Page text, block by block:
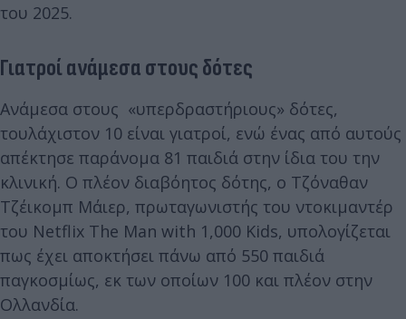
του 2025.
Γιατροί ανάμεσα στους δότες
Ανάμεσα στους «υπερδραστήριους» δότες,
τουλάχιστον 10 είναι γιατροί, ενώ ένας από αυτούς
απέκτησε παράνομα 81 παιδιά στην ίδια του την
κλινική. Ο πλέον διαβόητος δότης, ο Τζόναθαν
Τζέικομπ Μάιερ, πρωταγωνιστής του ντοκιμαντέρ
του Netflix The Man with 1,000 Kids, υπολογίζεται
πως έχει αποκτήσει πάνω από 550 παιδιά
παγκοσμίως, εκ των οποίων 100 και πλέον στην
Ολλανδία.